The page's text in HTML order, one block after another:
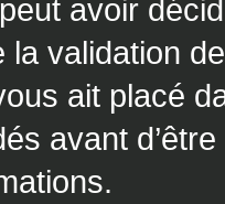
avoir
la validation
ait placé
avant